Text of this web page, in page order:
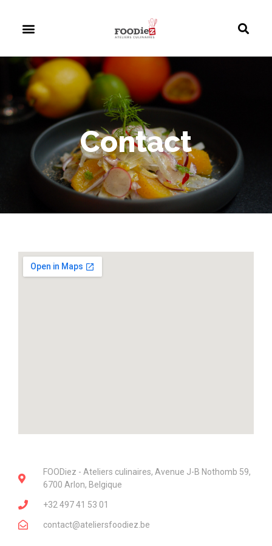
Contact
FOODiez - Ateliers culinaires, Avenue J-B Nothomb 59,
6700 Arlon, Belgique
+32 497 41 53 01
contact@ateliersfoodiez.be